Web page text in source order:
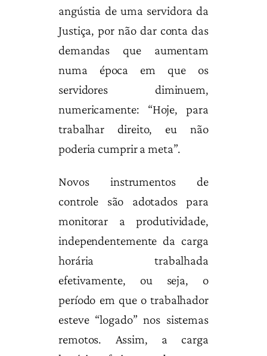
angústia de uma servidora da
Justiça, por não dar conta das
demandas que aumentam
numa época em que os
servidores diminuem,
numericamente: “Hoje, para
trabalhar direito, eu não
poderia cumprir a meta”.
Novos instrumentos de
controle são adotados para
monitorar a produtividade,
independentemente da carga
horária trabalhada
efetivamente, ou seja, o
período em que o trabalhador
esteve “logado” nos sistemas
remotos. Assim, a carga